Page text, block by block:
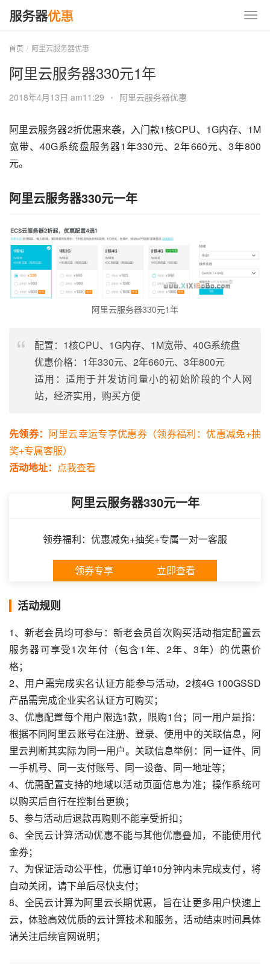
首页 阿里云服务器优惠
阿里云服务器330元1年
2018年4月13日 am11:29 • 阿里云服务器优惠
阿里云服务器2折优惠来袭，入门款1核CPU、1G内存、1M
宽带、40G系统盘服务器1年330元、2年660元、3年800
元。
阿里云服务器330元一年
阿里云服务器330元1年
配置：1核CPU、1G内存、1M宽带、40G系统盘
优惠价格：1年330元、2年660元、3年800元
适用：适用于并发访问量小的初始阶段的个人网
站，经济实用，购买方便
先领券： 阿里云幸运专享优惠券（领券福利：优惠减免+抽
奖+专属客服）
活动地址： 点我查看
阿里云服务器330元一年
领券福利：优惠减免+抽奖+专属一对一客服
领券专享 立即查看
活动规则
1、新老会员均可参与：新老会员首次购买活动指定配置云
服务器可享受1次年付（包含1年、2年、3年）的优惠价
格；
2、用户需完成实名认证方能参与活动，2核4G 100GSSD
产品需完成企业实名认证方可购买；
3、优惠配置每个用户限选1款，限购1台；同一用户是指：
根据不同阿里云账号在注册、登录、使用中的关联信息，阿
里云判断其实际为同一用户。关联信息举例：同一证件、同
一手机号、同一支付账号、同一设备、同一地址等；
4、优惠配置支持的地域以活动页面信息为准；操作系统可
以购买后自行在控制台更换；
5、参与活动后退款再购则不能享受折扣；
6、全民云计算活动优惠不能与其他优惠叠加，不能使用代
金券；
7、为保证活动公平性，优惠订单10分钟内未完成支付，将
自动关闭，请下单后尽快支付；
8、全民云计算为阿里云长期优惠，旨在让更多用户快速上
云，体验高效优质的云计算技术和服务，活动结束时间具体
请关注后续官网说明；